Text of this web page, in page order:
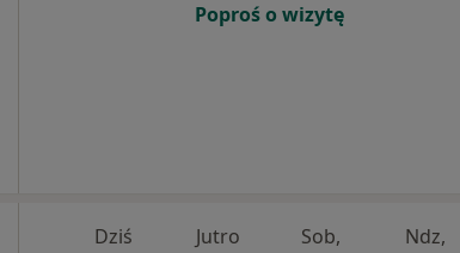
Poproś o wizytę
Dziś Jutro Sob, Ndz,